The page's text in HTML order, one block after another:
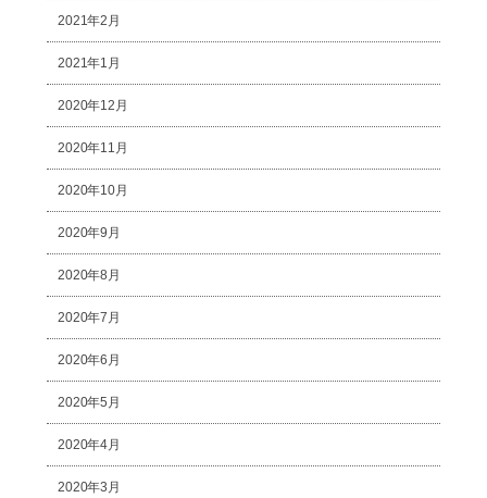
2021年2月
2021年1月
2020年12月
2020年11月
2020年10月
2020年9月
2020年8月
2020年7月
2020年6月
2020年5月
2020年4月
2020年3月